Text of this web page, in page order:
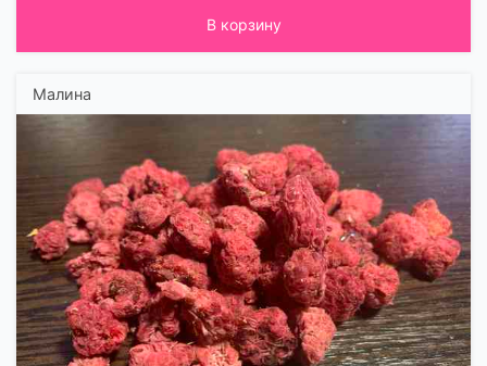
В корзину
Малина